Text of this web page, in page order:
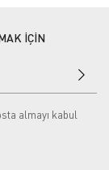
İÇİN
almayı kabul